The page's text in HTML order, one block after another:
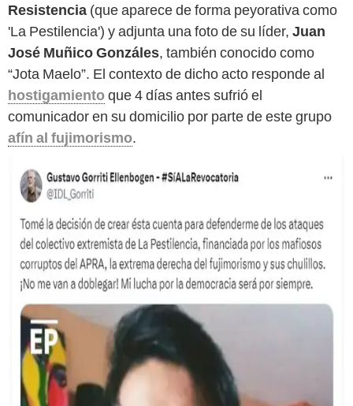
Resistencia (que aparece de forma peyorativa como
'La Pestilencia') y adjunta una foto de su líder, Juan
José Muñico Gonzáles, también conocido como
“Jota Maelo”. El contexto de dicho acto responde al
hostigamientoque 4 días antes sufrió el
comunicador en su domicilio por parte de este grupo
afín al fujimorismo.